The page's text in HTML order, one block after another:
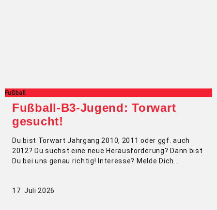
Fußball
Fußball-B3-Jugend: Torwart
gesucht!
Du bist Torwart Jahrgang 2010, 2011 oder ggf. auch
2012? Du suchst eine neue Herausforderung? Dann bist
Du bei uns genau richtig! Interesse? Melde Dich
17. Juli 2026